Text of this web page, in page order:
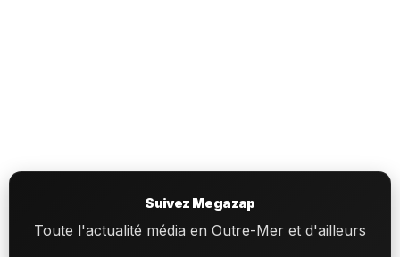
Suivez Megazap
Toute l'actualité média en Outre-Mer et d'ailleurs